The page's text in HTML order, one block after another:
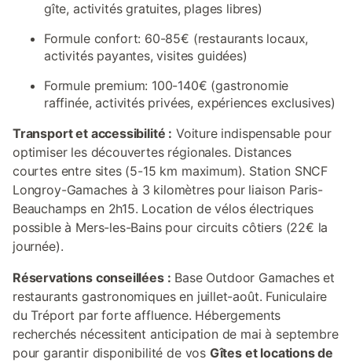
gîte, activités gratuites, plages libres)
Formule confort: 60-85€ (restaurants locaux,
activités payantes, visites guidées)
Formule premium: 100-140€ (gastronomie
raffinée, activités privées, expériences exclusives)
Transport et accessibilité : Voiture indispensable pour
optimiser les découvertes régionales. Distances
courtes entre sites (5-15 km maximum). Station SNCF
Longroy-Gamaches à 3 kilomètres pour liaison Paris-
Beauchamps en 2h15. Location de vélos électriques
possible à Mers-les-Bains pour circuits côtiers (22€ la
journée).
Réservations conseillées : Base Outdoor Gamaches et
restaurants gastronomiques en juillet-août. Funiculaire
du Tréport par forte affluence. Hébergements
recherchés nécessitent anticipation de mai à septembre
pour garantir disponibilité de vos Gîtes et locations de